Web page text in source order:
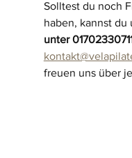
Solltest du noch
haben, kannst du
unter
freuen uns über